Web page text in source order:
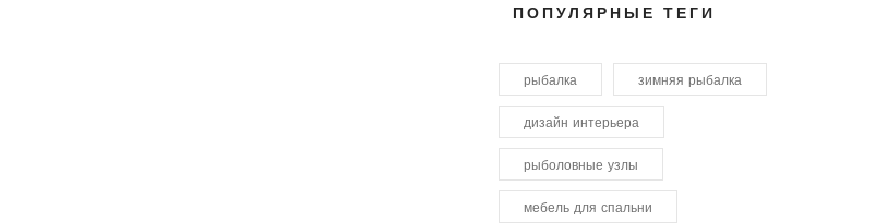
ПОПУЛЯРНЫЕ ТЕГИ
рыбалка зимняя рыбалка
дизайн интерьера
рыболовные узлы
мебель для спальни